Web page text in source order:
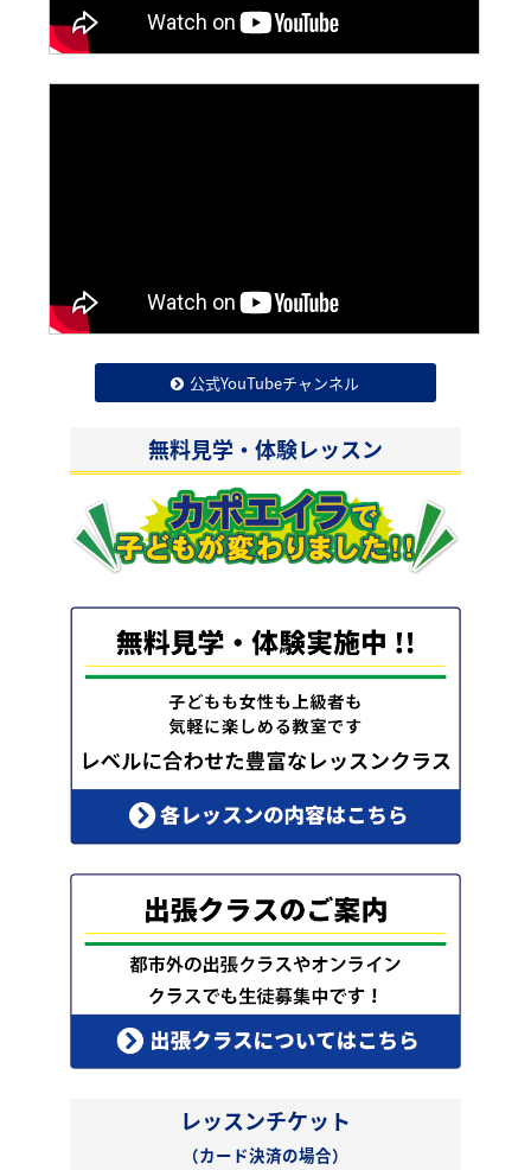
公式YouTubeチャンネル
無料見学・体験レッスン
レッスンチケット
（カード決済の場合）